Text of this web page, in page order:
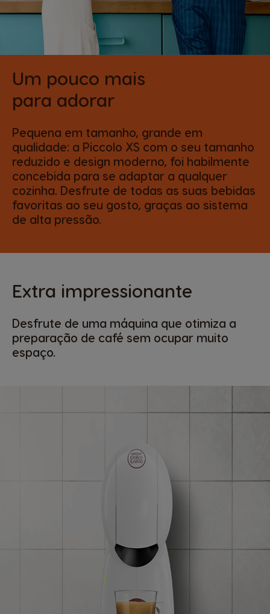
Um pouco mais
para adorar
Pequena em tamanho, grande em
qualidade: a Piccolo XS com o seu tamanho
reduzido e design moderno, foi habilmente
concebida para se adaptar a qualquer
cozinha. Desfrute de todas as suas bebidas
favoritas ao seu gosto, graças ao sistema
de alta pressão.
Extra impressionante
Desfrute de uma máquina que otimiza a
preparação de café sem ocupar muito
espaço.